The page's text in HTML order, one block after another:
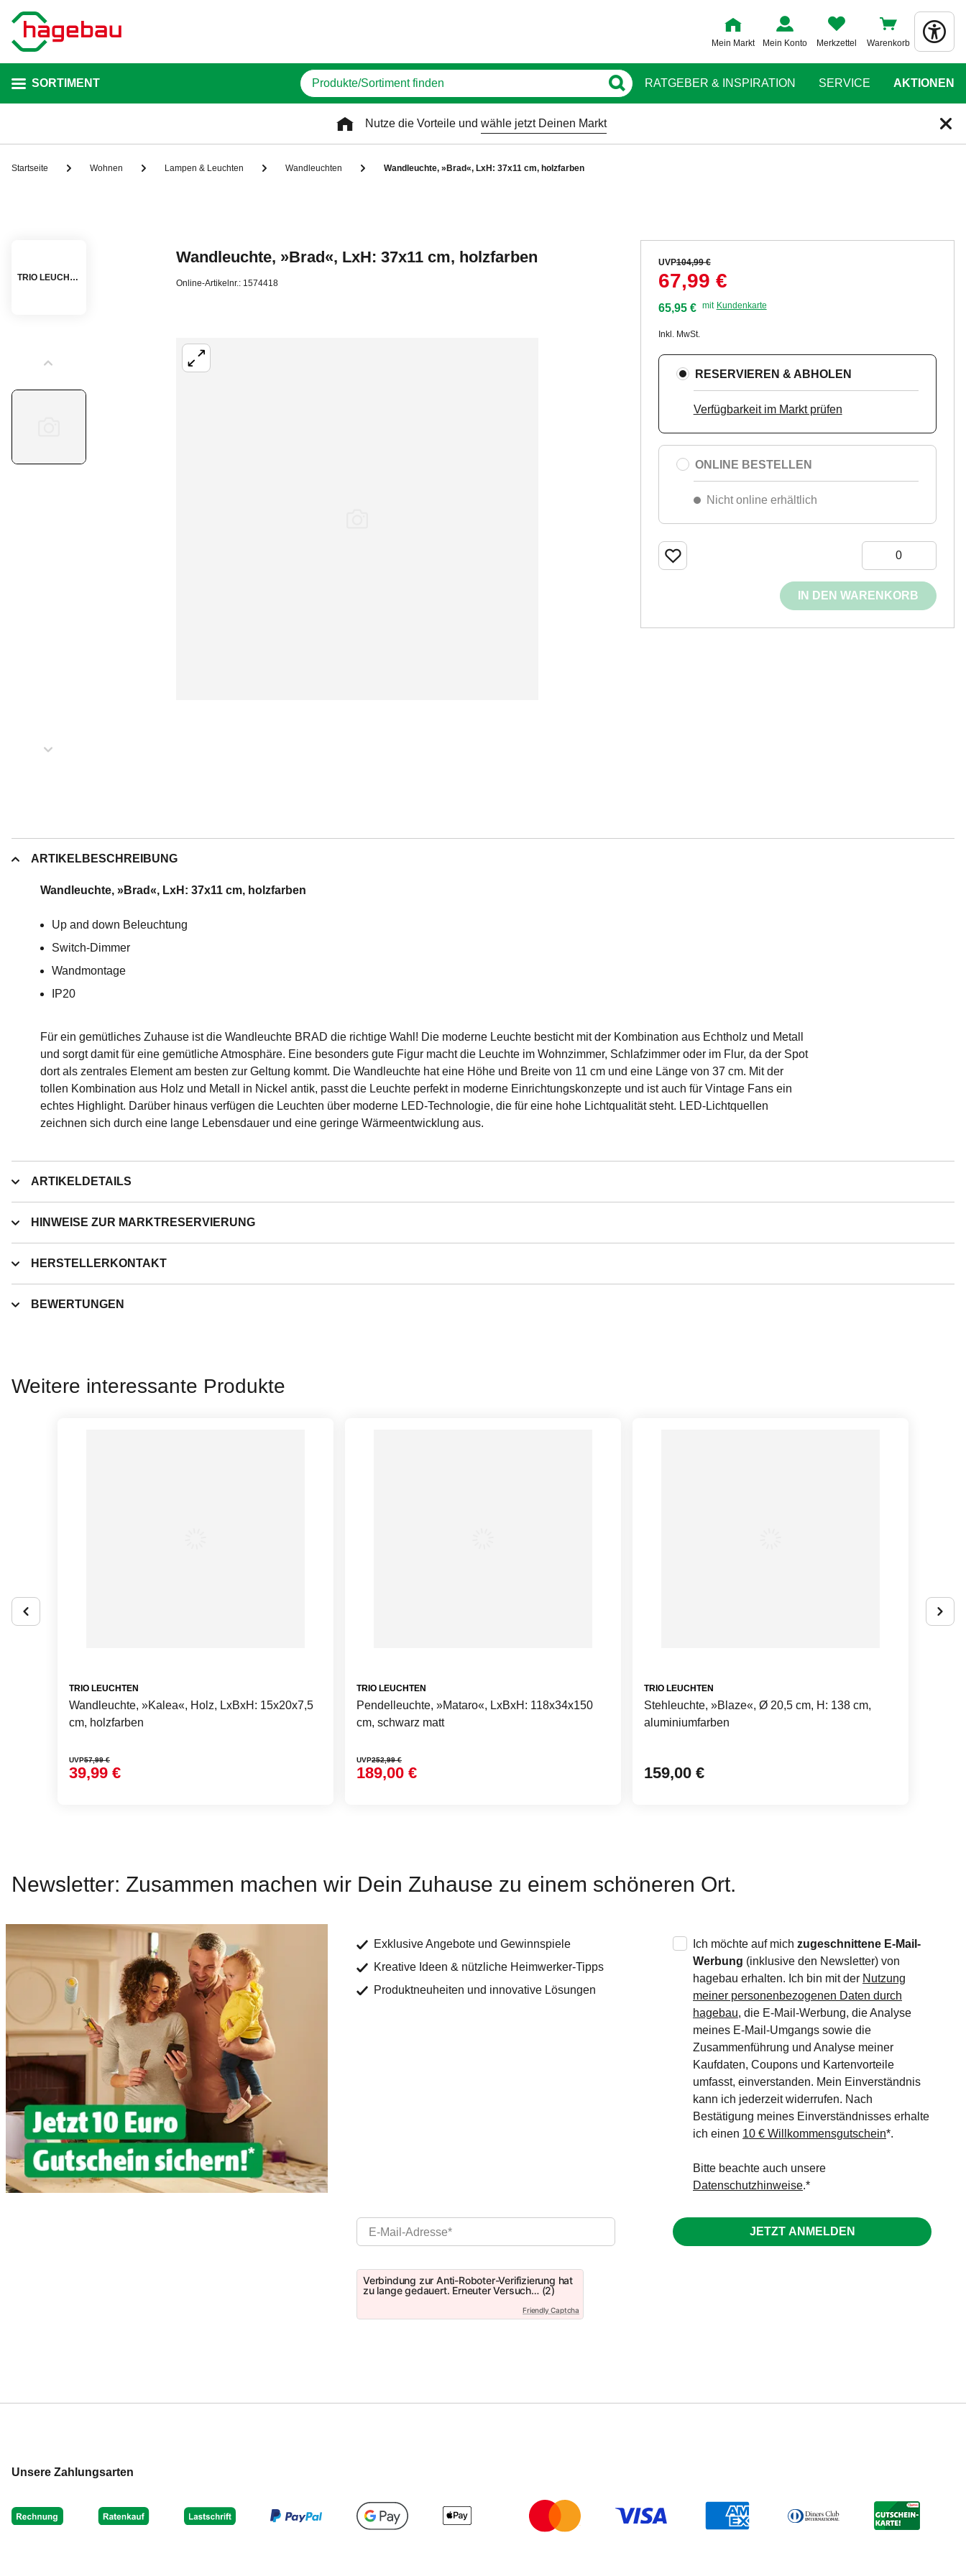
Mein Markt Mein Konto Merkzettel Warenkorb
SORTIMENT RATGEBER & INSPIRATION SERVICE AKTIONEN
Nutze die Vorteile und wähle jetzt Deinen Markt
Startseite Wohnen Lampen & Leuchten Wandleuchten Wandleuchte, »Brad«, LxH: 37x11 cm, holzfarben
TRIO LEUCHTEN
Wandleuchte, »Brad«, LxH: 37x11 cm, holzfarben
Online-Artikelnr.: 1574418
UVP104,99 €
67,99 €
65,95 € mit Kundenkarte
Inkl. MwSt.
RESERVIEREN & ABHOLEN
Verfügbarkeit im Markt prüfen
ONLINE BESTELLEN
Nicht online erhältlich
IN DEN WARENKORB
ARTIKELBESCHREIBUNG
Wandleuchte, »Brad«, LxH: 37x11 cm, holzfarben
Up and down Beleuchtung
Switch-Dimmer
Wandmontage
IP20
Für ein gemütliches Zuhause ist die Wandleuchte BRAD die richtige Wahl! Die moderne Leuchte besticht mit der Kombination aus Echtholz und Metall
und sorgt damit für eine gemütliche Atmosphäre. Eine besonders gute Figur macht die Leuchte im Wohnzimmer, Schlafzimmer oder im Flur, da der Spot
dort als zentrales Element am besten zur Geltung kommt. Die Wandleuchte hat eine Höhe und Breite von 11 cm und eine Länge von 37 cm. Mit der
tollen Kombination aus Holz und Metall in Nickel antik, passt die Leuchte perfekt in moderne Einrichtungskonzepte und ist auch für Vintage Fans ein
echtes Highlight. Darüber hinaus verfügen die Leuchten über moderne LED-Technologie, die für eine hohe Lichtqualität steht. LED-Lichtquellen
zeichnen sich durch eine lange Lebensdauer und eine geringe Wärmeentwicklung aus.
ARTIKELDETAILS
HINWEISE ZUR MARKTRESERVIERUNG
HERSTELLERKONTAKT
BEWERTUNGEN
Weitere interessante Produkte
TRIO LEUCHTEN
Wandleuchte, »Kalea«, Holz, LxBxH: 15x20x7,5
cm, holzfarben
UVP57,99 €
39,99 €
TRIO LEUCHTEN
Pendelleuchte, »Mataro«, LxBxH: 118x34x150
cm, schwarz matt
UVP252,99 €
189,00 €
TRIO LEUCHTEN
Stehleuchte, »Blaze«, Ø 20,5 cm, H: 138 cm,
aluminiumfarben
159,00 €
Newsletter: Zusammen machen wir Dein Zuhause zu einem schöneren Ort.
Exklusive Angebote und Gewinnspiele
Kreative Ideen & nützliche Heimwerker-Tipps
Produktneuheiten und innovative Lösungen
E-Mail-Adresse
Verbindung zur Anti-Roboter-Verifizierung hat
zu lange gedauert. Erneuter Versuch… (2)
Friendly Captcha
Ich möchte auf mich zugeschnittene E-Mail-
Werbung (inklusive den Newsletter) von
hagebau erhalten. Ich bin mit der Nutzung
meiner personenbezogenen Daten durch
hagebau, die E-Mail-Werbung, die Analyse
meines E-Mail-Umgangs sowie die
Zusammenführung und Analyse meiner
Kaufdaten, Coupons und Kartenvorteile
umfasst, einverstanden. Mein Einverständnis
kann ich jederzeit widerrufen. Nach
Bestätigung meines Einverständnisses erhalte
ich einen 10 € Willkommensgutschein*.
Bitte beachte auch unsere
Datenschutzhinweise.
JETZT ANMELDEN
Unsere Zahlungsarten